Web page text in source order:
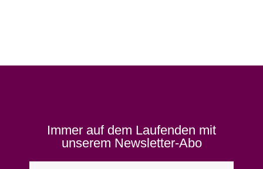
Immer auf dem Laufenden mit
unserem Newsletter-Abo